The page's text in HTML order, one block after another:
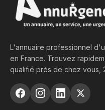
L'annuaire professionnel
en France. Trouvez
qualifié près de chez vous,